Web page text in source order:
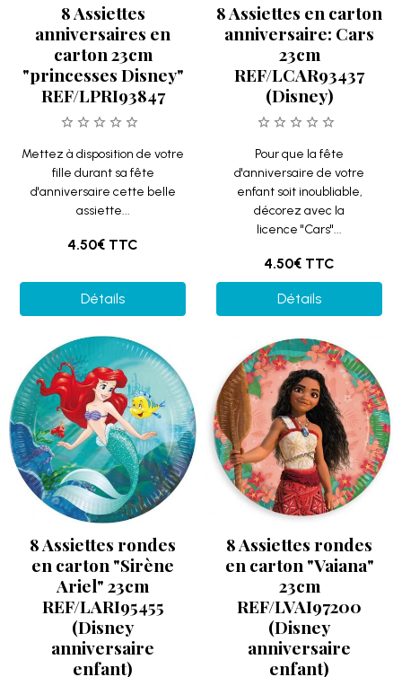
8 Assiettes
anniversaires en
carton 23cm
"princesses Disney"
REF/LPRI93847
Mettez à disposition de votre
fille durant sa fête
d'anniversaire cette belle
assiette...
4.50€ TTC
Détails
8 Assiettes en carton
anniversaire: Cars
23cm
REF/LCAR93437
(Disney)
Pour que la fête
d'anniversaire de votre
enfant soit inoubliable,
décorez avec la
licence "Cars"...
4.50€ TTC
Détails
8 Assiettes rondes
en carton "Sirène
Ariel" 23cm
REF/LARI95455
(Disney
anniversaire
enfant)
8 Assiettes rondes
en carton "Vaiana"
23cm
REF/LVAI97200
(Disney
anniversaire
enfant)